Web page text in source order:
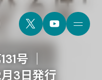
号 ｜
3日発行